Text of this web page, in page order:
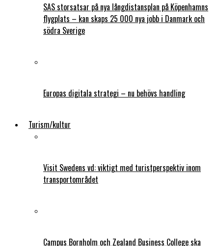
SAS storsatsar på nya långdistansplan på Köpenhamns
flygplats – kan skaps 25 000 nya jobb i Danmark och
södra Sverige
Europas digitala strategi – nu behövs handling
Turism/kultur
Visit Swedens vd: viktigt med turistperspektiv inom
transportområdet
Campus Bornholm och Zealand Business College ska